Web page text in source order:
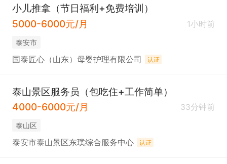
小儿推拿（节日福利+免费培训）
5000-6000元/月
1小时前
泰安市
国泰匠心（山东）母婴护理有限公司 认证
泰山景区服务员（包吃住+工作简单）
4000-6000元/月
33分钟前
泰山区
泰安市泰山景区东璞综合服务中心 认证